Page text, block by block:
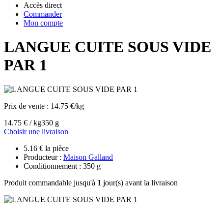
Accès direct
Commander
Mon compte
LANGUE CUITE SOUS VIDE
PAR 1
Prix de vente : 14.75 €/kg
14.75 € / kg350 g
Choisir une livraison
5.16 € la pièce
Producteur : Maison Galland
Conditionnement : 350 g
Produit commandable jusqu'à 1 jour(s) avant la livraison